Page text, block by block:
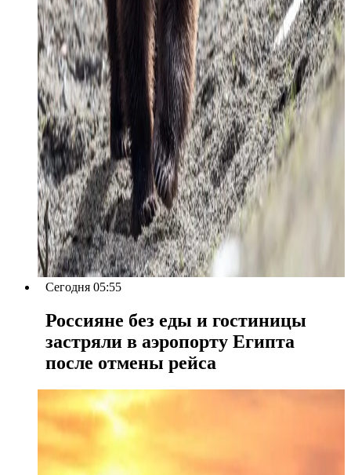
Сегодня 05:55
Россияне без еды и гостиницы
застряли в аэропорту Египта
после отмены рейса